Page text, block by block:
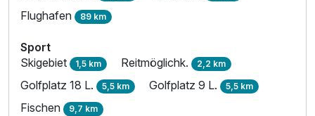
Flughafen 89 km
Sport
Skigebiet 1,5 km Reitmöglichk. 2,2 km
Golfplatz 18 L. 5,5 km Golfplatz 9 L. 5,5 km
Fischen 9,7 km